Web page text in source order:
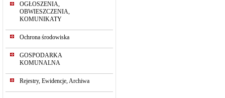
OGŁOSZENIA,
OBWIESZCZENIA,
KOMUNIKATY
Ochrona środowiska
GOSPODARKA
KOMUNALNA
Rejestry, Ewidencje, Archiwa